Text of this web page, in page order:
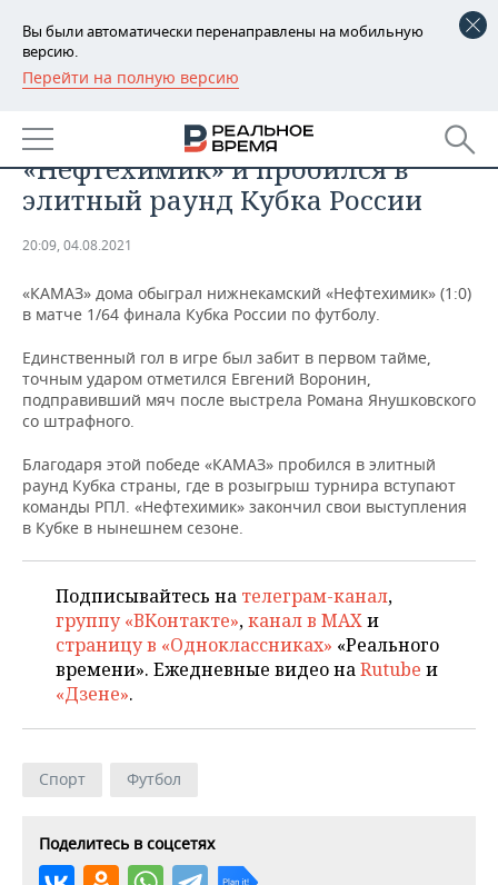
Вы были автоматически перенаправлены на мобильную
версию.
Перейти на полную версию
РЕГИОНЫ
БАШКОРТОСТАН
ТАТАРСТАН
НОВОСТИ
АНАЛИТИКА
ДЕКЛАРАЦИИ О ДОХОДАХ
ВУЗЫ ТАТАРСТАНА
КОМУ ПРИНАДЛЕЖАТ
ТОРГОВЫЕ ЦЕНТРЫ
ТАТАРСТАНА
НОВОСТИ ЭКОНОМИКИ
БАНКИ
БЮДЖЕТ
ИНВЕСТИЦИИ
ПРОМЫШЛЕННОСТЬ
ПРОМЫШЛЕННОСТИ
АГРОПРОМ
МАШИНОСТРОЕНИЕ
НЕФТЕХИМИЯ
НЕФТЬ
ОПК
ЭНЕРГЕТИКА
НОВОСТИ НЕДВИЖИМОСТИ
АВТО
НОВОСТИ АВТО
НОВОСТИ БИЗНЕСА
РОЗНИЧНАЯ ТОРГОВЛЯ
ТРАНСПОРТ
УСЛУГИ
ТЕХНОЛОГИИ
НОВОСТИ ТЕХНОЛОГИЙ
МЕДИА
ТЕЛЕКОММУНИКАЦИИ
МЕРОПРИЯТИЯ
НОВОСТИ МЕРОПРИЯТИЙ
ВЫЕЗДНАЯ РЕДАКЦИЯ
БИЗНЕС-БРАНЧИ
ОТКРЫТАЯ ЛЕКЦИЯ
СПОРТ
НОВОСТИ СПОРТА
ФУТБОЛ
БАСКЕТБОЛ
ВОЛЕЙБОЛ
ОБЩЕСТВО
НОВОСТИ ОБЩЕСТВА
ИНФРАСТРУКТУРА
ИСТОРИЯ
ФОТОГАЛЕРЕЯ
СПИСОК ПЕРСОН
ПОЛНАЯ ВЕРСИЯ
«КАМАЗ» обыграл
«Нефтехимик» и пробился в
элитный раунд Кубка России
20:09, 04.08.2021
«КАМАЗ» дома обыграл нижнекамский «Нефтехимик» (1:0)
в матче 1/64 финала Кубка России по футболу.
Единственный гол в игре был забит в первом тайме,
точным ударом отметился Евгений Воронин,
подправивший мяч после выстрела Романа Янушковского
со штрафного.
Благодаря этой победе «КАМАЗ» пробился в элитный
раунд Кубка страны, где в розыгрыш турнира вступают
команды РПЛ. «Нефтехимик» закончил свои выступления
в Кубке в нынешнем сезоне.
Подписывайтесь на телеграм-канал,
группу «ВКонтакте»,канал в MAXи
страницу в «Одноклассниках» «Реального
времени». Ежедневные видео наRutube и
«Дзене».
Спорт Футбол
Поделитесь в соцсетях